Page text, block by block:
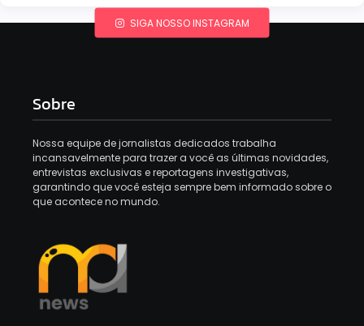
SIGA NOSSO INSTAGRAM
Sobre
Nossa equipe de jornalistas dedicados trabalha
incansavelmente para trazer a você as últimas novidades,
entrevistas exclusivas e reportagens investigativas,
garantindo que você esteja sempre bem informado sobre o
que acontece no mundo.